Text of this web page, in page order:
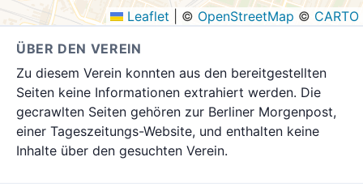
Leaflet © OpenStreetMap © CARTO
ÜBER DEN VEREIN
Zu diesem Verein konnten aus den bereitgestellten
Seiten keine Informationen extrahiert werden. Die
gecrawlten Seiten gehören zur Berliner Morgenpost,
einer Tageszeitungs-Website, und enthalten keine
Inhalte über den gesuchten Verein.